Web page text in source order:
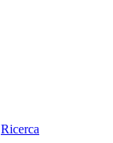
Ricerca